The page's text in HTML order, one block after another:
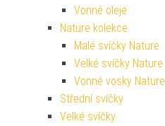
Vonné oleje
Nature kolekce
Malé svíčky Nature
Velké svíčky Nature
Vonné vosky Nature
Střední svíčky
Velké svíčky